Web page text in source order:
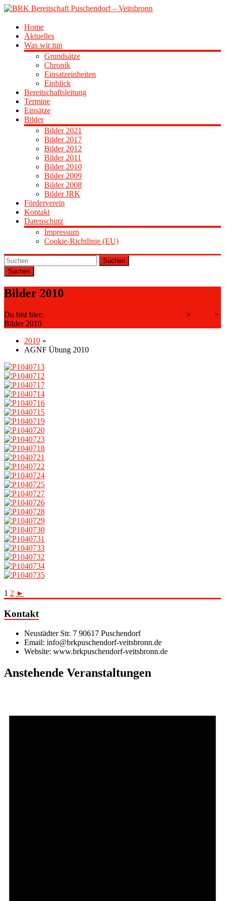
Zum
springen
BRK
Bereitschaft
Puschendorf
Veitsbronn
Home
Aktuelles
Was wir tun
Grundsätze
Chronik
Einsatzeinheiten
Einblick
Bereitschaftsleitung
Termine
Einsätze
Bilder
Bilder 2021
Bilder 2017
Bilder 2012
Bilder 2011
Bilder 2010
Bilder 2009
Bilder 2008
Bilder JRK
Förderverein
Kontakt
Datenschutz
Impressum
Cookie-Richtlinie (EU)
Suchen
Bilder 2010
Du bist hier: >
>
Bilder 2010
2010 »
AGNF Übung 2010
1 2 ►
Kontakt
Neustädter Str. 7 90617 Puschendorf
Email: info@brkpuschendorf-veitsbronn.de
Website: www.brkpuschendorf-veitsbronn.de
Anstehende Veranstaltungen